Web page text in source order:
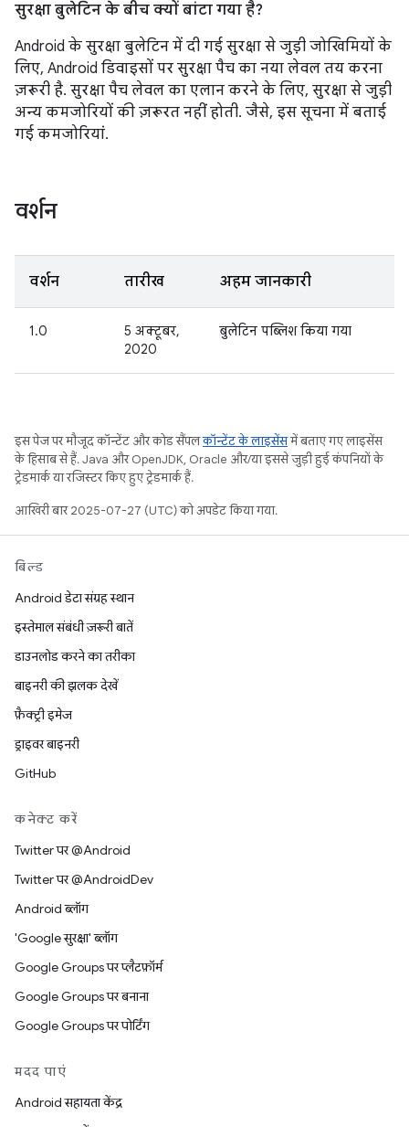
सुरक्षा बुलेटिन के बीच क्यों बांटा गया है?
Android के सुरक्षा बुलेटिन में दी गई सुरक्षा से जुड़ी जोखिमियों के
लिए, Android डिवाइसों पर सुरक्षा पैच का नया लेवल तय करना
ज़रूरी है. सुरक्षा पैच लेवल का एलान करने के लिए, सुरक्षा से जुड़ी
अन्य कमजोरियों की ज़रूरत नहीं होती. जैसे, इस सूचना में बताई
गई कमजोरियां.
वर्शन
वर्शन तारीख अहम जानकारी
1.0
5 अक्टूबर,
2020
बुलेटिन पब्लिश किया गया
इस पेज पर मौजूद कॉन्टेंट और कोड सैंपलकॉन्टेंट के लाइसेंसमें बताए गए लाइसेंस
के हिसाब से हैं. Java और OpenJDK, Oracle और/या इससे जुड़ी हुई कंपनियों के
ट्रेडमार्क या रजिस्टर किए हुए ट्रेडमार्क हैं.
आखिरी बार 2025-07-27 (UTC) को अपडेट किया गया.
बिल्ड
Android डेटा संग्रह स्थान
इस्तेमाल संबंधी ज़रूरी बातें
डाउनलोड करने का तरीका
बाइनरी की झलक देखें
फ़ैक्ट्री इमेज
ड्राइवर बाइनरी
GitHub
कनेक्ट करें
Twitter पर @Android
Twitter पर @AndroidDev
Android ब्लॉग
'Google सुरक्षा' ब्लॉग
Google Groups पर प्लैटफ़ॉर्म
Google Groups पर बनाना
Google Groups पर पोर्टिंग
मदद पाएं
Android सहायता केंद्र